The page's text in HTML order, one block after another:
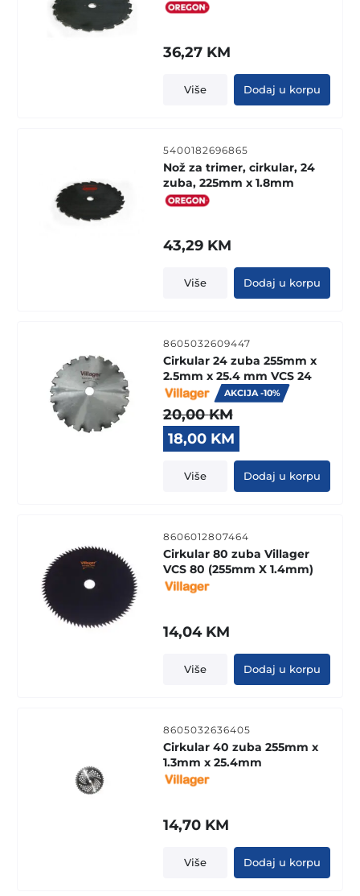
36,27 KM
Više Dodaj u korpu
5400182696865
Nož za trimer, cirkular, 24
zuba, 225mm x 1.8mm
43,29 KM
Više Dodaj u korpu
8605032609447
Cirkular 24 zuba 255mm x
2.5mm x 25.4 mm VCS 24
AKCIJA -10%
20,00KM
Original
price
was:
20,00 KM.
18,00 KM
price
is:
18,00 KM.
Više Dodaj u korpu
8606012807464
Cirkular 80 zuba Villager
VCS 80 (255mm X 1.4mm)
14,04 KM
Više Dodaj u korpu
8605032636405
Cirkular 40 zuba 255mm x
1.3mm x 25.4mm
14,70 KM
Više Dodaj u korpu